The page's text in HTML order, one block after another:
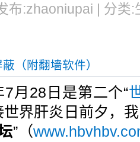
布:zhaoniupai | 分类
（附翻墙软件）
28日是第二个“
世界肝炎日前夕，
”（